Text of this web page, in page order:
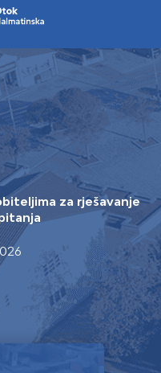
za rješavanje